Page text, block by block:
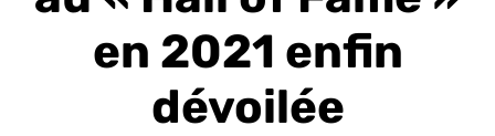
en 2021 enfin
dévoilée